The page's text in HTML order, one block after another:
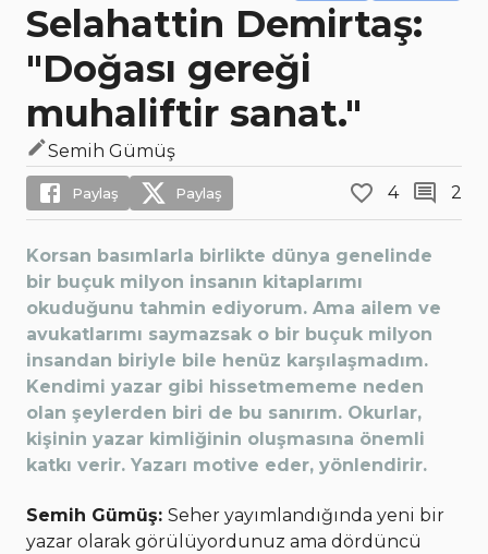
Selahattin Demirtaş:
"Doğası gereği
muhaliftir sanat."
Semih Gümüş
Paylaş Paylaş 4 2
Korsan basımlarla birlikte dünya genelinde
bir buçuk milyon insanın kitaplarımı
okuduğunu tahmin ediyorum. Ama ailem ve
avukatlarımı saymazsak o bir buçuk milyon
insandan biriyle bile henüz karşılaşmadım.
Kendimi yazar gibi hissetmememe neden
olan şeylerden biri de bu sanırım. Okurlar,
kişinin yazar kimliğinin oluşmasına önemli
katkı verir. Yazarı motive eder, yönlendirir.
Semih Gümüş: Seher yayımlandığında yeni bir
yazar olarak görülüyordunuz ama dördüncü